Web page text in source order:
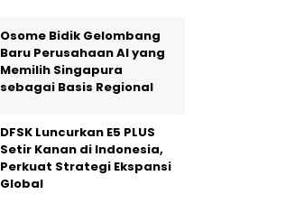
Osome Bidik Gelombang
Baru Perusahaan AI yang
Memilih Singapura
sebagai Basis Regional
DFSK Luncurkan E5 PLUS
Setir Kanan di Indonesia,
Perkuat Strategi Ekspansi
Global